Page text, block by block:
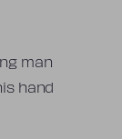
man
hand